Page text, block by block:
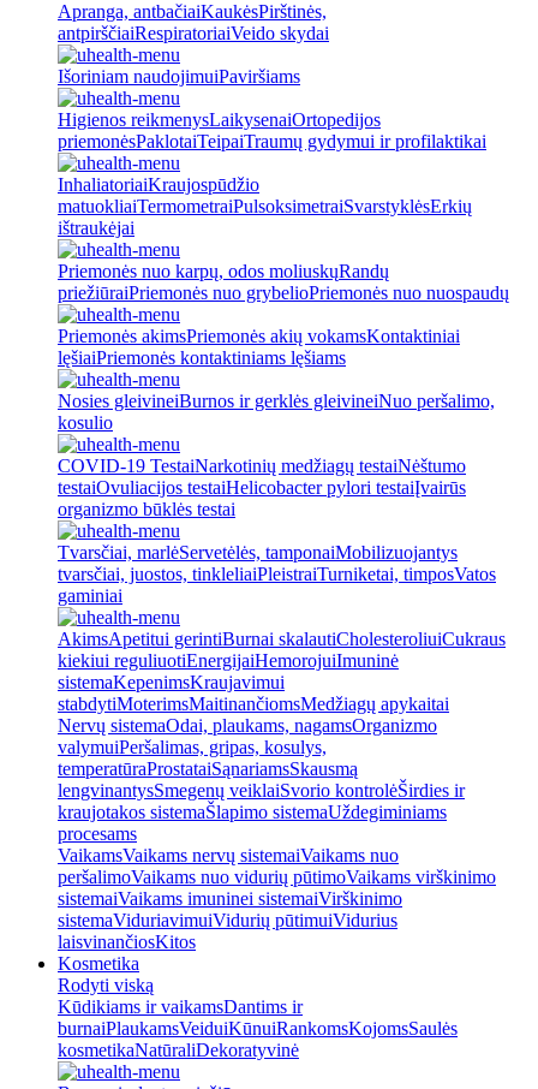
Apranga, antbačiaiKaukėsPirštinės,
antpirščiaiRespiratoriaiVeido skydai
Išoriniam naudojimuiPaviršiams
Higienos reikmenysLaikysenaiOrtopedijos
priemonėsPaklotaiTeipaiTraumų gydymui ir profilaktikai
InhaliatoriaiKraujospūdžio
matuokliaiTermometraiPulsoksimetraiSvarstyklėsErkių
ištraukėjai
Priemonės nuo karpų, odos moliuskųRandų
priežiūraiPriemonės nuo grybelioPriemonės nuo nuospaudų
Priemonės akimsPriemonės akių vokamsKontaktiniai
lęšiaiPriemonės kontaktiniams lęšiams
Nosies gleivineiBurnos ir gerklės gleivineiNuo peršalimo,
kosulio
COVID-19 TestaiNarkotinių medžiagų testaiNėštumo
testaiOvuliacijos testaiHelicobacter pylori testaiĮvairūs
organizmo būklės testai
Tvarsčiai, marlėServetėlės, tamponaiMobilizuojantys
tvarsčiai, juostos, tinkleliaiPleistraiTurniketai, timposVatos
gaminiai
AkimsApetitui gerintiBurnai skalautiCholesteroliuiCukraus
kiekiui reguliuotiEnergijaiHemorojuiImuninė
sistemaKepenimsKraujavimui
stabdytiMoterimsMaitinančiomsMedžiagų apykaitai
Nervų sistemaOdai, plaukams, nagamsOrganizmo
valymuiPeršalimas, gripas, kosulys,
temperatūraProstataiSąnariamsSkausmą
lengvinantysSmegenų veiklaiSvorio kontrolėŠirdies ir
kraujotakos sistemaŠlapimo sistemaUždegiminiams
procesams
VaikamsVaikams nervų sistemaiVaikams nuo
peršalimoVaikams nuo vidurių pūtimoVaikams virškinimo
sistemaiVaikams imuninei sistemaiVirškinimo
sistemaViduriavimuiVidurių pūtimuiVidurius
laisvinančiosKitos
Kosmetika
Rodyti viską
Kūdikiams ir vaikamsDantims ir
burnaiPlaukamsVeiduiKūnuiRankomsKojomsSaulės
kosmetikaNatūraliDekoratyvinė